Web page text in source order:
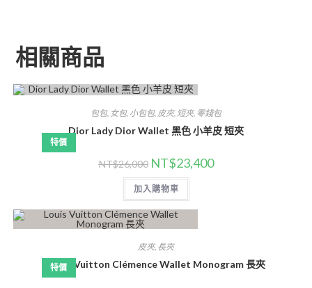
相關商品
特價
包包, 女包, 小包包, 皮夾, 短夾, 零錢包
Dior Lady Dior Wallet 黑色 小羊皮 短夾
NT$26,000 NT$23,400
加入購物車
特價
皮夾, 長夾
Louis Vuitton Clémence Wallet Monogram 長夾